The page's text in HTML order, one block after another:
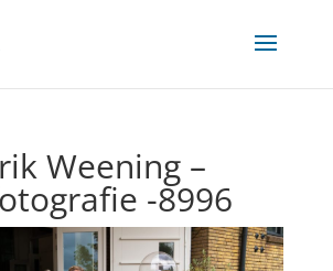
Weening –
-8996